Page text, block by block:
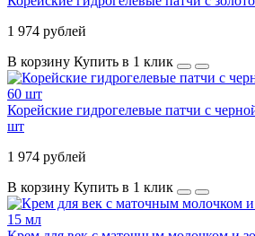
1 974 рублей
В корзину Купить в 1 клик
Корейские гидрогелевые патчи с
шт
1 974 рублей
В корзину Купить в 1 клик